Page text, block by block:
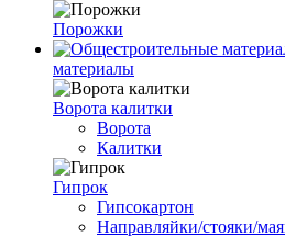
Порожки
материалы
Ворота калитки
Ворота
Калитки
Гипрок
Гипсокартон
Направляйки/стояки/